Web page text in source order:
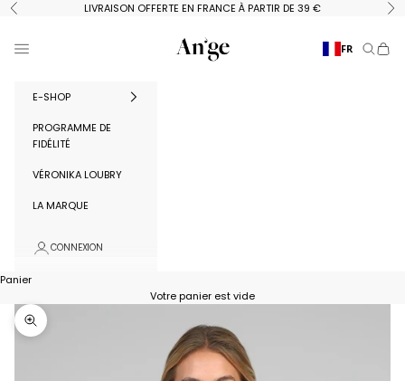
Passer au contenu
Précédent LIVRAISON OFFERTE EN FRANCE À PARTIR DE 39 €
Ange Paris
Menu FR
E-SHOP
PROGRAMME DE
FIDÉLITÉ
VÉRONIKA LOUBRY
LA MARQUE
CONNEXION
Panier
Votre panier est vide
Zoomer sur l'image